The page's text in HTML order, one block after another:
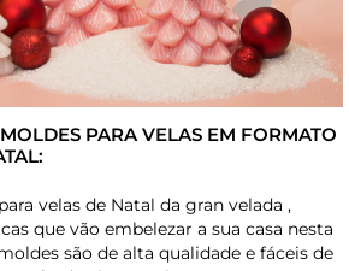
PARA VELAS EM FORMATO
velas de Natal da gran velada ,
que vão embelezar a sua casa nesta
são de alta qualidade e fáceis de